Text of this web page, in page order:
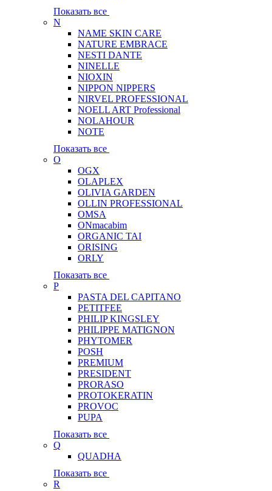
Показать все
N
NAME SKIN CARE
NATURE EMBRACE
NESTI DANTE
NINELLE
NIOXIN
NIPPON NIPPERS
NIRVEL PROFESSIONAL
NOELL ART Professional
NOLAHOUR
NOTE
Показать все
O
OGX
OLAPLEX
OLIVIA GARDEN
OLLIN PROFESSIONAL
OMSA
ONmacabim
ORGANIC TAI
ORISING
ORLY
Показать все
P
PASTA DEL CAPITANO
PETITFEE
PHILIP KINGSLEY
PHILIPPE MATIGNON
PHYTOMER
POSH
PREMIUM
PRESIDENT
PRORASO
PROTOKERATIN
PROVOC
PUPA
Показать все
Q
QUADHA
Показать все
R